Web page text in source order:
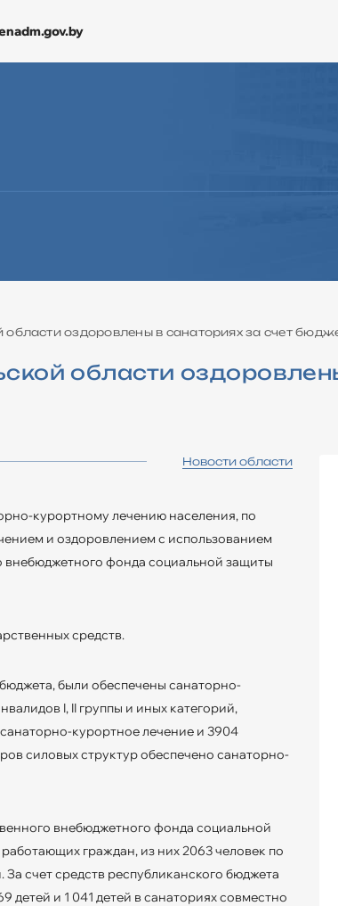
ДЛЯ ОБРАЩЕНИЙ
области оздоровлены в санаториях за счет
области
Новости области
курортному лечению населения, по
и оздоровлением с использованием
внебюджетного фонда социальной защиты
средств.
были обеспечены санаторно-
I, II группы и иных категорий,
курортное лечение и 3904
силовых структур обеспечено санаторно-
внебюджетного фонда социальной
граждан, из них 2063 человек по
счет средств республиканского бюджета
детей и 1 041 детей в санаториях совместно